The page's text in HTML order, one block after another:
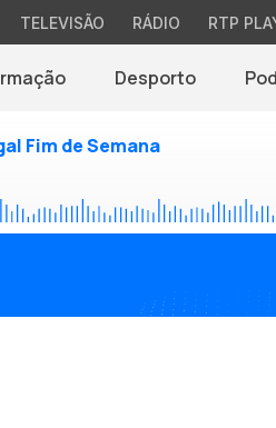
TELEVISÃO RÁDIO RTP
Desporto
Fim de Semana